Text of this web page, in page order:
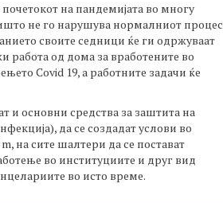
на пандемијата во многу
не го нарушува нормалниот процес
своите седници ќе ги одржуваат
работа од дома за вработените во
Covid 19, а работните задачи ќе
и основни средства за заштита на
да се создадат услови во
на сите шалтери да се постават
во институциите и друг вид
во исто време.